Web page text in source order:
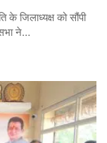
के जिलाध्यक्ष को सौंपी
ने…